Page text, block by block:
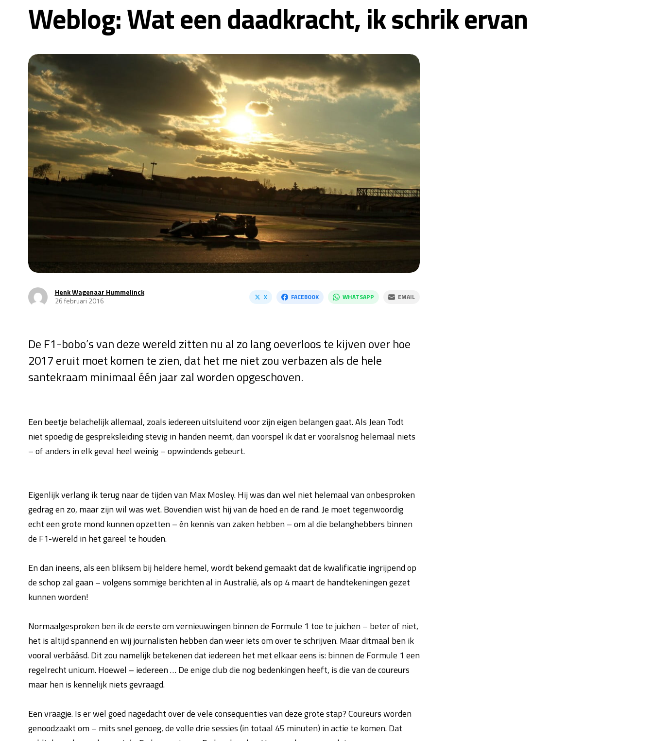
Weblog: Wat een daadkracht, ik schrik ervan
Henk Wagenaar Hummelinck
26 februari 2016
X FACEBOOK WHATSAPP EMAIL
De F1-bobo’s van deze wereld zitten nu al zo lang oeverloos te kijven over hoe
2017 eruit moet komen te zien, dat het me niet zou verbazen als de hele
santekraam minimaal één jaar zal worden opgeschoven.
Een beetje belachelijk allemaal, zoals iedereen uitsluitend voor zijn eigen belangen gaat. Als Jean Todt
niet spoedig de gespreksleiding stevig in handen neemt, dan voorspel ik dat er vooralsnog helemaal niets
– of anders in elk geval heel weinig – opwindends gebeurt.
Eigenlijk verlang ik terug naar de tijden van Max Mosley. Hij was dan wel niet helemaal van onbesproken
gedrag en zo, maar zijn wil was wet. Bovendien wist hij van de hoed en de rand. Je moet tegenwoordig
echt een grote mond kunnen opzetten – én kennis van zaken hebben – om al die belanghebbers binnen
de F1-wereld in het gareel te houden.
En dan ineens, als een bliksem bij heldere hemel, wordt bekend gemaakt dat de kwalificatie ingrijpend op
de schop zal gaan – volgens sommige berichten al in Australië, als op 4 maart de handtekeningen gezet
kunnen worden!
Normaalgesproken ben ik de eerste om vernieuwingen binnen de Formule 1 toe te juichen – beter of niet,
het is altijd spannend en wij journalisten hebben dan weer iets om over te schrijven. Maar ditmaal ben ik
vooral verbáásd. Dit zou namelijk betekenen dat iedereen het met elkaar eens is: binnen de Formule 1 een
regelrecht unicum. Hoewel – iedereen … De enige club die nog bedenkingen heeft, is die van de coureurs
maar hen is kennelijk niets gevraagd.
Een vraagje. Is er wel goed nagedacht over de vele consequenties van deze grote stap? Coureurs worden
genoodzaakt om – mits snel genoeg, de volle drie sessies (in totaal 45 minuten) in actie te komen. Dat